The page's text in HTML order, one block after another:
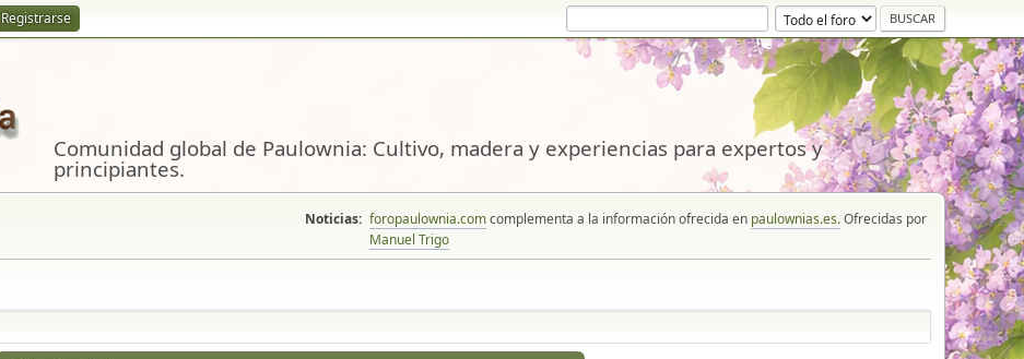
Registrarse
Comunidad global de Paulownia: Cultivo, madera y experiencias para expertos y
principiantes.
Noticias: foropaulownia.comcomplementa a la información ofrecida en paulownias.es.Ofrecidas por
Manuel Trigo